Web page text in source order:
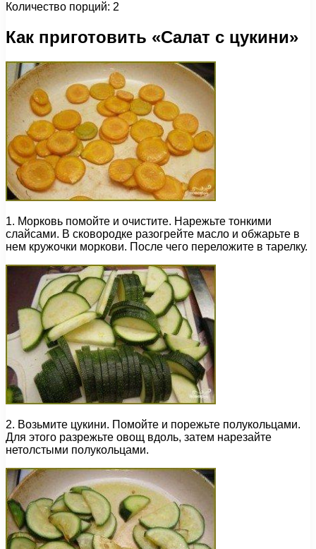
Количество порций: 2
Как приготовить «Салат с цукини»
1. Морковь помойте и очистите. Нарежьте тонкими
слайсами. В сковородке разогрейте масло и обжарьте в
нем кружочки моркови. После чего переложите в тарелку.
2. Возьмите цукини. Помойте и порежьте полукольцами.
Для этого разрежьте овощ вдоль, затем нарезайте
нетолстыми полукольцами.